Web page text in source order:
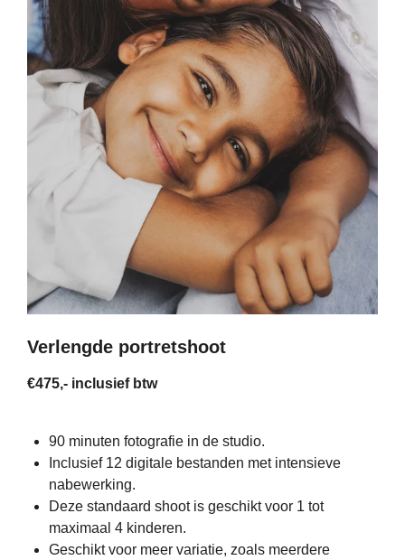
Verlengde portretshoot
€475,- inclusief btw
90 minuten fotografie in de studio.
Inclusief 12 digitale bestanden met intensieve
nabewerking.
Deze standaard shoot is geschikt voor 1 tot
maximaal 4 kinderen.
Geschikt voor meer variatie, zoals meerdere